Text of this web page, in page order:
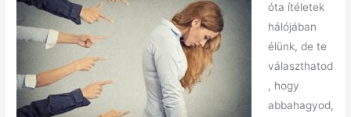
óta ítéletek
hálójában
élünk, de te
választhatod
, hogy
abbahagyod,